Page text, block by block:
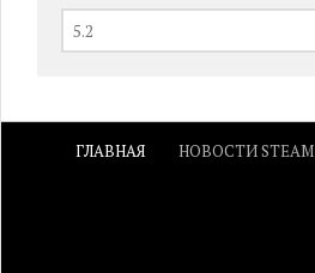
ГЛАВНАЯ НОВОСТИ STEAM